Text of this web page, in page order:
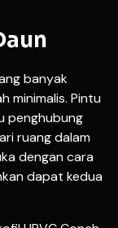
banyak
minimalis. Pintu
penghubung
ruang dalam
dengan cara
dapat kedua